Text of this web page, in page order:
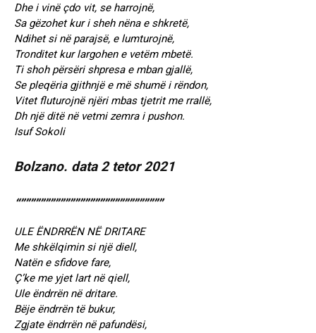
Dhe i vinë çdo vit, se harrojnë,
Sa gëzohet kur i sheh nëna e shkretë,
Ndihet si në parajsë, e lumturojnë,
Tronditet kur largohen e vetëm mbetë.
Ti shoh përsëri shpresa e mban gjallë,
Se pleqëria gjithnjë e më shumë i rëndon,
Vitet fluturojnë njëri mbas tjetrit me rrallë,
Dh një ditë në vetmi zemra i pushon.
Isuf Sokoli
Bolzano. data 2 tetor 2021
“”””””””””””””””””””””””””””””
ULE ËNDRRËN NË DRITARE
Me shkëlqimin si një diell,
Natën e sfidove fare,
Ç’ke me yjet lart në qiell,
Ule ëndrrën në dritare.
Bëje ëndrrën të bukur,
Zgjate ëndrrën në pafundësi,